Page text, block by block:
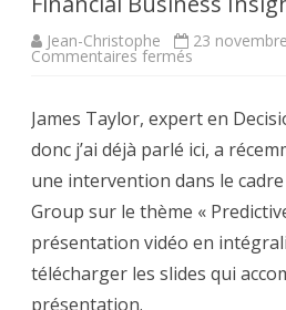
Jean-Christophe 23
Commentaires fermés
Next
Step
To
Financial
Business
Insight
James Taylor, expert en
donc j’ai déjà parlé ici, a
une intervention dans le cadre
Group sur le thème «
présentation vidéo en
télécharger les slides qui
présentation.